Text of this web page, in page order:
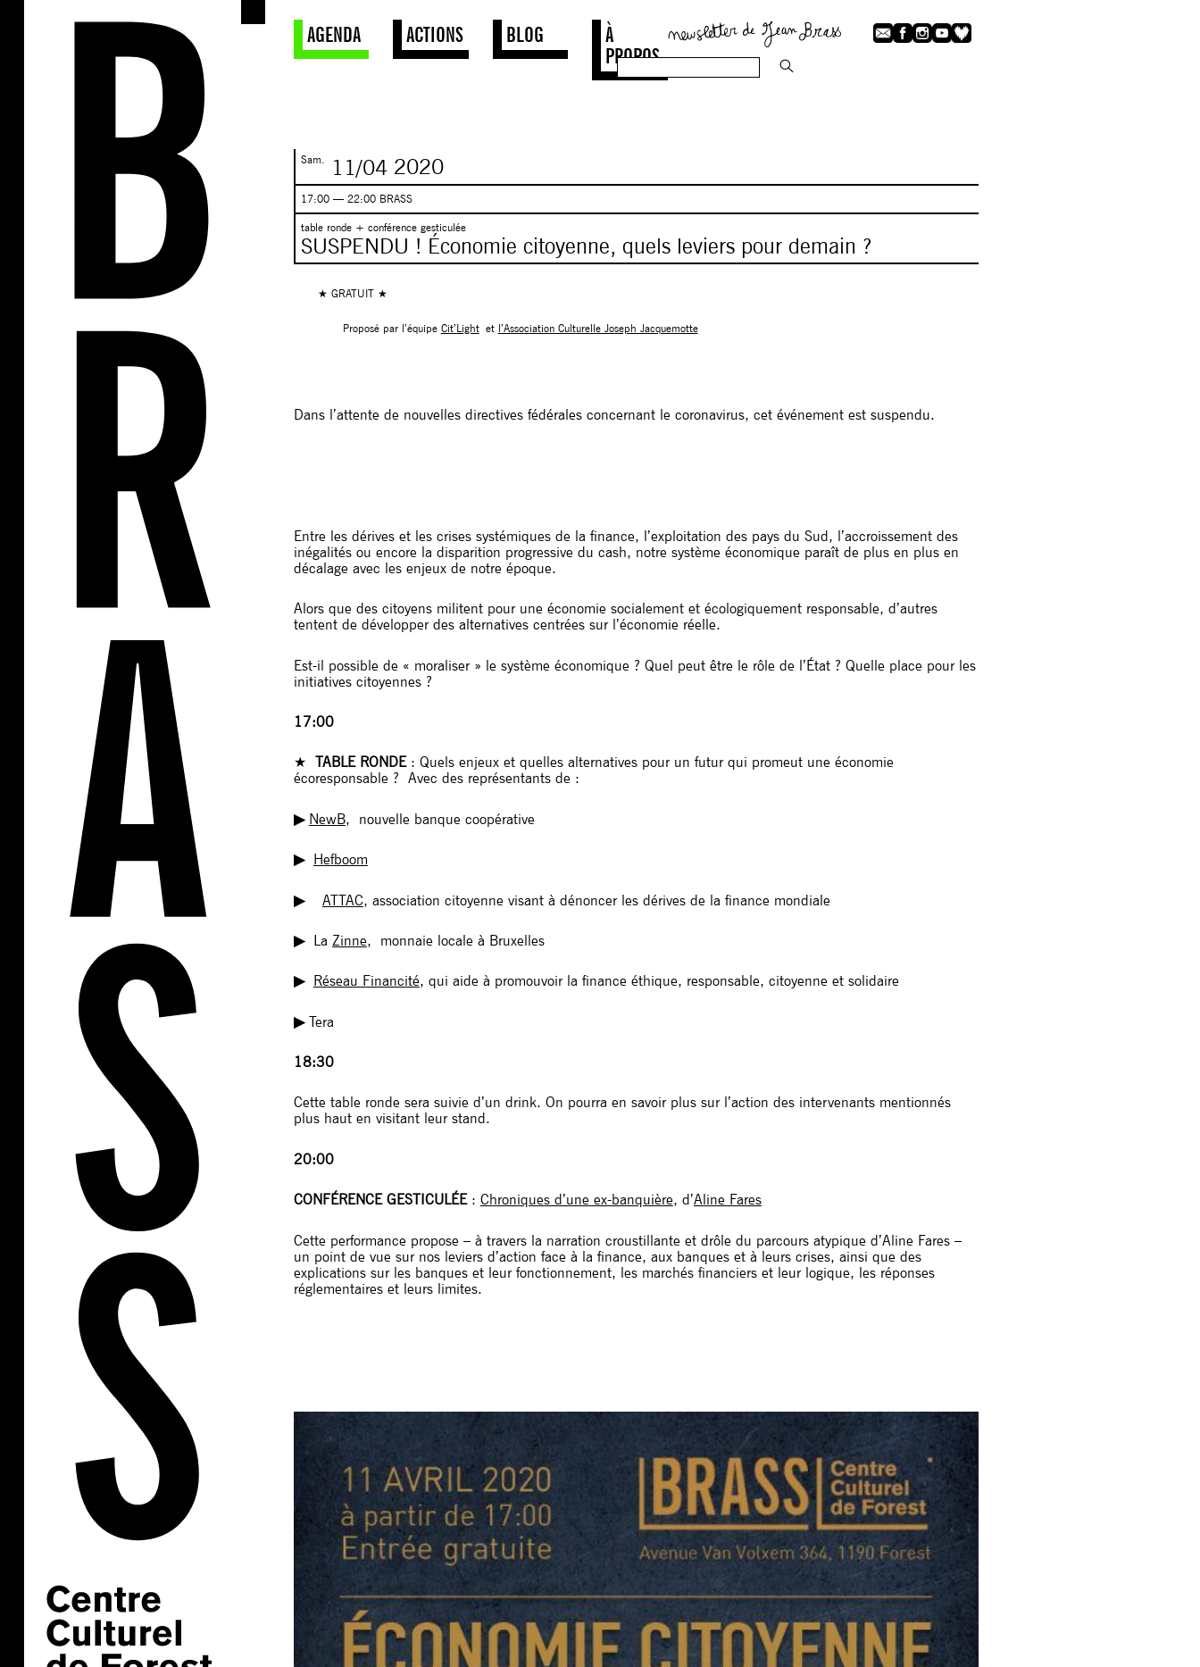
AGENDA ACTIONS BLOG
À
PROPOS
Sam. 11/042020
17:00 — 22:00 BRASS
table ronde + conférence gesticulée
SUSPENDU ! Économie citoyenne, quels leviers pour demain ?
★ GRATUIT ★
Proposé par l’équipe Cit’Lightet l’Association Culturelle Joseph Jacquemotte
Dans l’attente de nouvelles directives fédérales concernant le coronavirus, cet événement est suspendu.
Entre les dérives et les crises systémiques de la finance, l’exploitation des pays du Sud, l’accroissement des
inégalités ou encore la disparition progressive du cash, notre système économique paraît de plus en plus en
décalage avec les enjeux de notre époque.
Alors que des citoyens militent pour une économie socialement et écologiquement responsable, d’autres
tentent de développer des alternatives centrées sur l’économie réelle.
Est-il possible de « moraliser » le système économique ? Quel peut être le rôle de l’État ? Quelle place pour les
initiatives citoyennes ?
17:00
★ TABLE RONDE: Quels enjeux et quelles alternatives pour un futur qui promeut une économie
écoresponsable ? Avec des représentants de :
▶︎ NewB, nouvelle banque coopérative
▶︎ Hefboom
▶︎ ATTAC, association citoyenne visant à dénoncer les dérives de la finance mondiale
▶︎La Zinne, monnaie locale à Bruxelles
▶︎ Réseau Financité, qui aide à promouvoir la finance éthique, responsable, citoyenne et solidaire
▶︎ Tera
18:30
Cette table ronde sera suivie d’un drink. On pourra en savoir plus sur l’action des intervenants mentionnés
plus haut en visitant leur stand.
20:00
CONFÉRENCE GESTICULÉE: Chroniques d’une ex-banquière, d’Aline Fares
Cette performance propose – à travers la narration croustillante et drôle du parcours atypique d’Aline Fares –
un point de vue sur nos leviers d’action face à la finance, aux banques et à leurs crises, ainsi que des
explications sur les banques et leur fonctionnement, les marchés financiers et leur logique, les réponses
réglementaires et leurs limites.